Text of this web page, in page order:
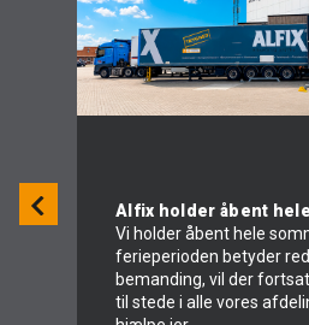
Alfix holder åbent
Vi holder åbent hele
ferieperioden betyder
bemanding, vil der
til stede i alle vores